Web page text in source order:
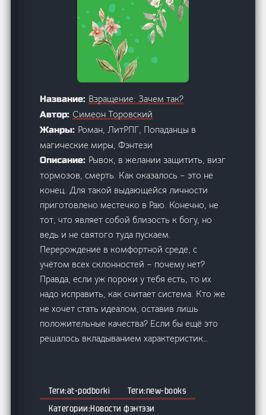
Название: Взращение: Зачем так?
Автор:Симеон Торовский
Жанры: Роман, ЛитРПГ, Попаданцы в
магические миры, Фэнтези
Описание: Рывок, в желании защитить, визг
тормозов, смерть. Как оказалось – это не
конец. Для такой выдающейся личности
приготовлено местечко в Раю. Конечно, не
тот, что являет собой близость к богу, но
ведь и не святого туда пускаем.
Перерождение в комфортной среде, с
учётом всех склонностей – почему нет?
Правда, если уж пороки у тебя есть, то их
надо исправить, как считает система. Кто же
не хочет стать идеалом, оставив лишь
положительные качества? Если бы ещё это
решалось вкладыванием характеристик…
at-podborki
new-books
Новости фэнтэзи